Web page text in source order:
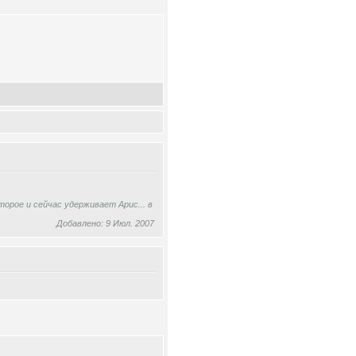
и сейчас удерживает Арис... в
Добавлено: 9 Июл. 2007